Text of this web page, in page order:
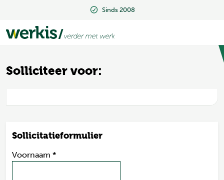
Sinds 2008
Sinds 2008
Solliciteer voor:
Sollicitatieformulier
Voornaam *